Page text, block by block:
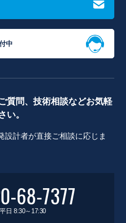
中
質問、技術相談などお気軽
い。
設計者が直接ご相談に応じま
68-7377
日 8:30～17:30